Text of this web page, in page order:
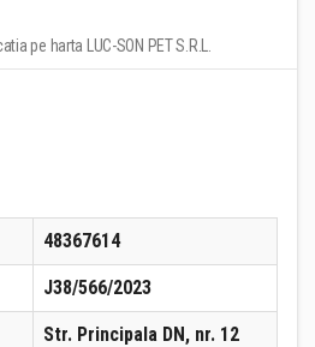
pe harta LUC-SON PET S.R.L.
48367614
J38/566/2023
Str. Principala DN, nr. 12